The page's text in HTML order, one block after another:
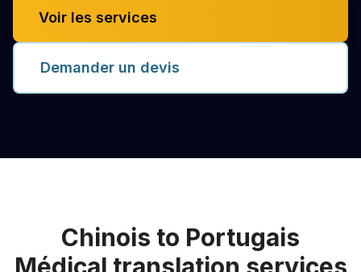
Voir les services
Demander un devis
Chinois to Portugais